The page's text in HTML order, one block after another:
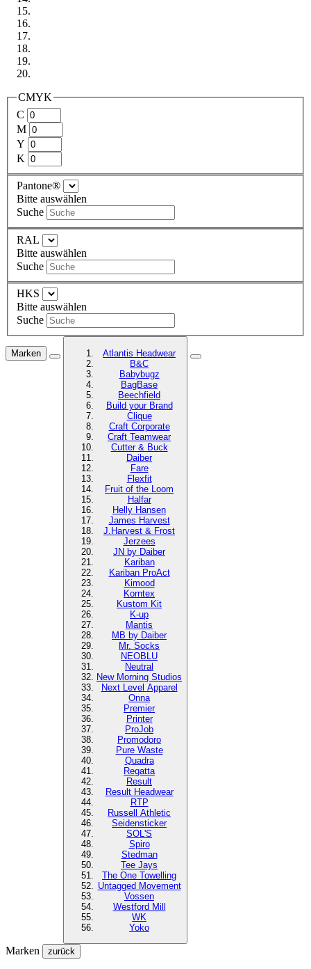
CMYK
C
M
Y
K
Pantone®
Bitte auswählen
Suche
RAL
Bitte auswählen
Suche
HKS
Bitte auswählen
Suche
Marken
Atlantis Headwear
B&C
Babybugz
BagBase
Beechfield
Build your Brand
Clique
Craft Corporate
Craft Teamwear
Cutter & Buck
Daiber
Fare
Flexfit
Fruit of the Loom
Halfar
Helly Hansen
James Harvest
J.Harvest & Frost
Jerzees
JN by Daiber
Kariban
Kariban ProAct
Kimood
Korntex
Kustom Kit
K-up
Mantis
MB by Daiber
Mr. Socks
NEOBLU
Neutral
New Morning Studios
Next Level Apparel
Onna
Premier
Printer
ProJob
Promodoro
Pure Waste
Quadra
Regatta
Result
Result Headwear
RTP
Russell Athletic
Seidensticker
SOL'S
Spiro
Stedman
Tee Jays
The One Towelling
Untagged Movement
Vossen
Westford Mill
WK
Yoko
Marken zurück